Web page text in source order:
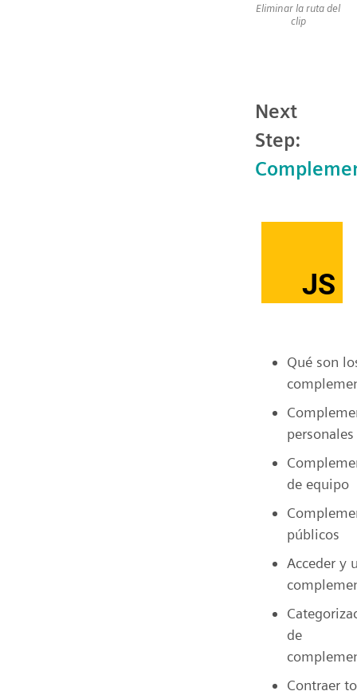
Eliminar la ruta del
clip
Next
Step:
Qué son
personales
de equipo
públicos
Acceder y
de
Contraer